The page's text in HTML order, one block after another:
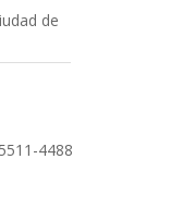
de
4488